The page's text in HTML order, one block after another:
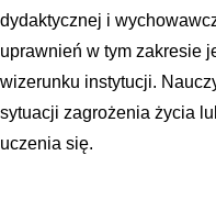
dydaktycznej i
uprawnień w tym zakresie
wizerunku instytucji.
sytuacji zagrożenia życia
uczenia się.